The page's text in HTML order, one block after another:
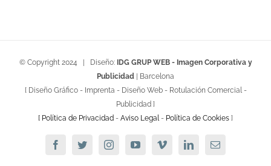
© Copyright 2024 | Diseño: IDG GRUP WEB - Imagen Corporativa y
Publicidad | Barcelona
[ Diseño Gráfico - Imprenta - Diseño Web - Rotulación Comercial -
Publicidad ]
[ Política de Privacidad - Aviso Legal- Política de Cookies ]
FacebookTwitterInstagramYouTubeVimeoLinkedinEmail